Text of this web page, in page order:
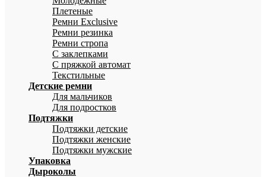
Плетеные
Ремни Exclusive
Ремни резинка
Ремни стропа
С заклепками
С пряжкой автомат
Текстильные
Детские ремни
Для мальчиков
Для подростков
Подтяжки
Подтяжки детские
Подтяжки женские
Подтяжки мужские
Упаковка
Дыроколы